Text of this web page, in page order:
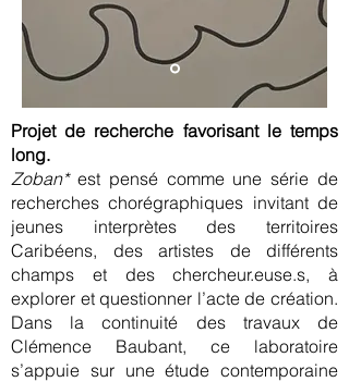
Projet de recherche favorisant le temps
long.
Zoban* est pensé comme une série de
recherches chorégraphiques invitant de
jeunes interprètes des territoires
Caribéens, des artistes de différents
champs et des chercheur.euse.s, à
explorer et questionner l’acte de création.
Dans la continuité des travaux de
Clémence Baubant, ce laboratoire
s’appuie sur une étude contemporaine